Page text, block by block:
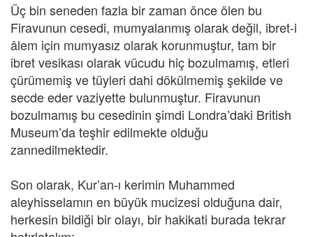
Üç bin seneden fazla bir zaman önce ölen bu
Firavunun cesedi, mumyalanmış olarak değil, ibret-i
âlem için mumyasız olarak korunmuştur, tam bir
ibret vesikası olarak vücudu hiç bozulmamış, etleri
çürümemiş ve tüyleri dahi dökülmemiş şekilde ve
secde eder vaziyette bulunmuştur. Firavunun
bozulmamış bu cesedinin şimdi Londra’daki British
Museum’da teşhir edilmekte olduğu
zannedilmektedir.
Son olarak, Kur’an-ı kerimin Muhammed
aleyhisselamın en büyük mucizesi olduğuna dair,
herkesin bildiği bir olayı, bir hakikati burada tekrar